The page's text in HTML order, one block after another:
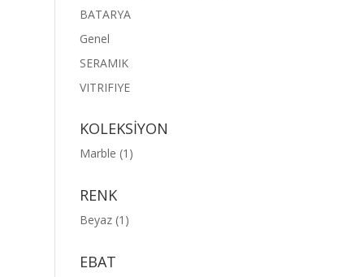
BATARYA
Genel
SERAMIK
VITRIFIYE
KOLEKSİYON
Marble (1)
RENK
Beyaz (1)
EBAT